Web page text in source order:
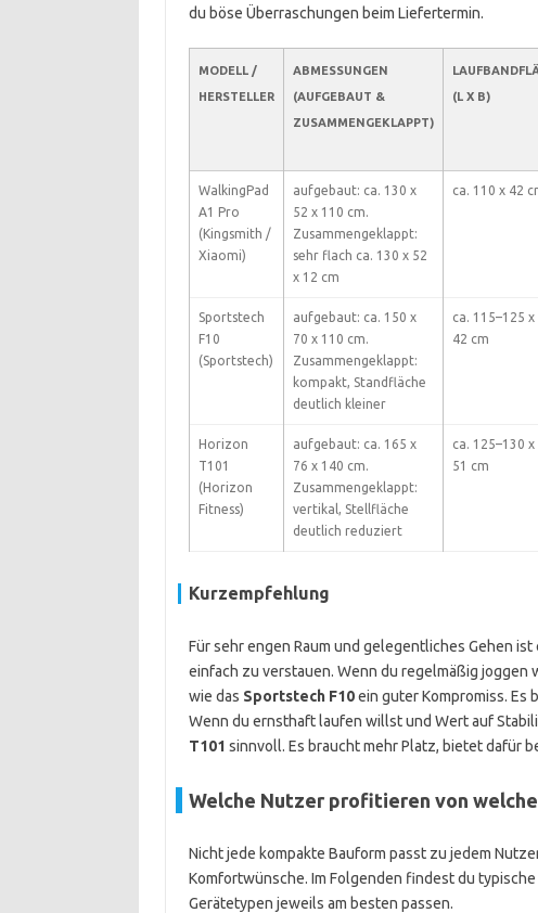
du böse Überraschungen beim Liefertermin.
MODELL /
HERSTELLER
ABMESSUNGEN
(AUFGEBAUT &
ZUSAMMENGEKLAPPT)
(L X B)
WalkingPad
A1 Pro
(Kingsmith /
Xiaomi)
aufgebaut: ca. 130 x
52 x 110 cm.
Zusammengeklappt:
sehr flach ca. 130 x 52
x 12 cm
ca. 110 x 42
Sportstech
F10
(Sportstech)
aufgebaut: ca. 150 x
70 x 110 cm.
Zusammengeklappt:
kompakt, Standfläche
deutlich kleiner
ca. 115–125 x
42 cm
Horizon
T101
(Horizon
Fitness)
aufgebaut: ca. 165 x
76 x 140 cm.
Zusammengeklappt:
vertikal, Stellfläche
deutlich reduziert
ca. 125–130 x
51 cm
Kurzempfehlung
Für sehr engen Raum und gelegentliches Gehen ist
einfach zu verstauen. Wenn du regelmäßig
wie das Sportstech F10ein guter Kompromiss. Es
Wenn du ernsthaft laufen willst und Wert auf
T101 sinnvoll. Es braucht mehr Platz, bietet dafür
Welche Nutzer profitieren von
Nicht jede kompakte Bauform passt zu jedem
Komfortwünsche. Im Folgenden findest du
Gerätetypen jeweils am besten passen.